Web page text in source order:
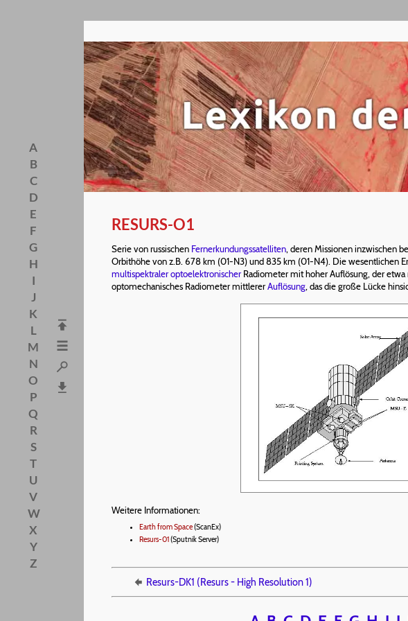
A
B
C
D
E
F
G
H
I
J
K
L
M
N
O
P
Q
R
S
T
U
V
W
X
Y
Z
RESURS-O1
Serie von russischen Fernerkundungssatelliten, deren Missionen inzwischen
Orbithöhe von z.B. 678 km (01-N3) und 835 km (01-N4). Die wesentlichen
multispektraleroptoelektronischerRadiometer mit hoher Auflösung, der
optomechanisches Radiometer mittlererAuflösung, das die große Lücke
Weitere Informationen:
Earth from Space(ScanEx)
Resurs-01(Sputnik Server)
Resurs-DK1 (Resurs - High Resolution 1)